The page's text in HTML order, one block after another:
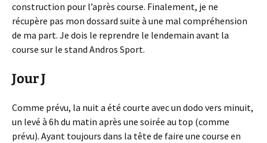
construction pour l’après course. Finalement, je ne
récupère pas mon dossard suite à une mal compréhension
de ma part. Je dois le reprendre le lendemain avant la
course sur le stand Andros Sport.
Jour J
Comme prévu, la nuit a été courte avec un dodo vers minuit,
un levé à 6h du matin après une soirée au top (comme
prévu). Ayant toujours dans la tête de faire une course en